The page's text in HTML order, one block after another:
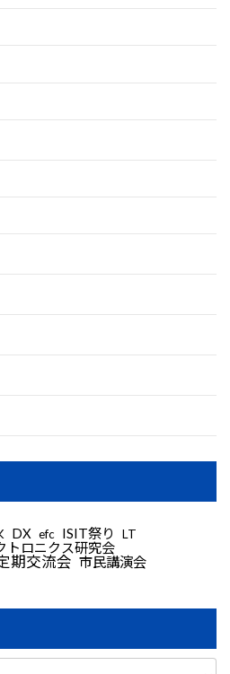
DX efc ISIT祭り LT
トロニクス研究会
期交流会 市民講演会